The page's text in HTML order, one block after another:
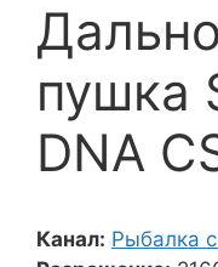
пушка
DNA
Канал: Рыбалка